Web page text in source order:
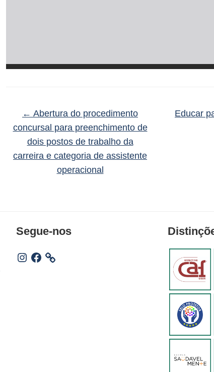
← Abertura do procedimento
concursal para preenchimento de
dois postos de trabalho da
carreira e categoria de assistente
operacional
Educar
Segue-nos
Instagram
Facebook